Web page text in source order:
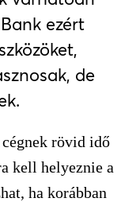
ezért
de
rövid idő
kell helyeznie a
ha korábban